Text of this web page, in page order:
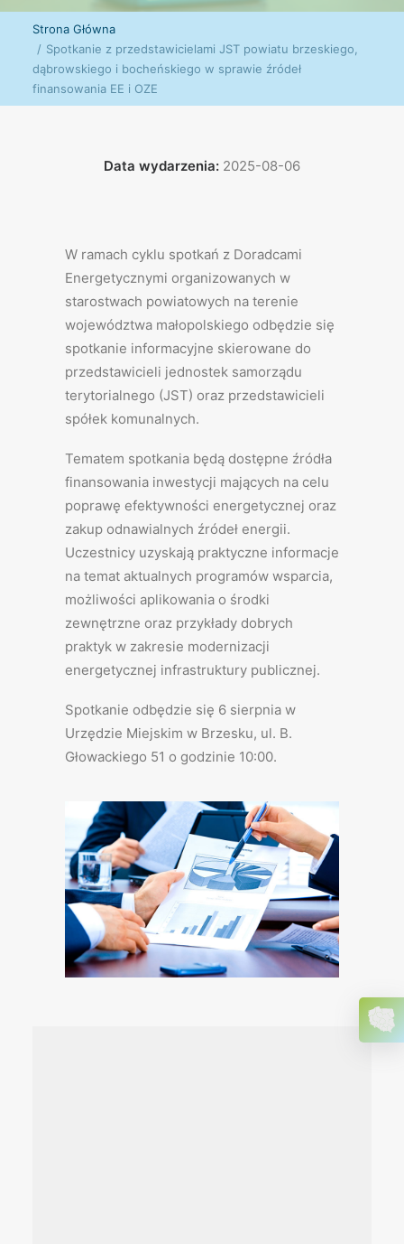
Strona Główna
Spotkanie z przedstawicielami JST powiatu brzeskiego,
dąbrowskiego i bocheńskiego w sprawie źródeł
finansowania EE i OZE
Data wydarzenia: 2025-08-06
W ramach cyklu spotkań z Doradcami
Energetycznymi organizowanych w
starostwach powiatowych na terenie
województwa małopolskiego odbędzie się
spotkanie informacyjne skierowane do
przedstawicieli jednostek samorządu
terytorialnego (JST) oraz przedstawicieli
spółek komunalnych.
Tematem spotkania będą dostępne źródła
finansowania inwestycji mających na celu
poprawę efektywności energetycznej oraz
zakup odnawialnych źródeł energii.
Uczestnicy uzyskają praktyczne informacje
na temat aktualnych programów wsparcia,
możliwości aplikowania o środki
zewnętrzne oraz przykłady dobrych
praktyk w zakresie modernizacji
energetycznej infrastruktury publicznej.
Spotkanie odbędzie się 6 sierpnia w
Urzędzie Miejskim w Brzesku, ul. B.
Głowackiego 51 o godzinie 10:00.